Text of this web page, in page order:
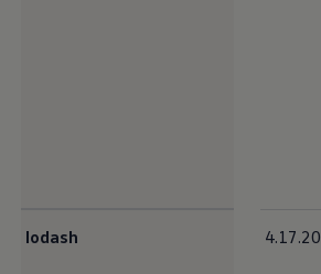
lodash 4.17.20